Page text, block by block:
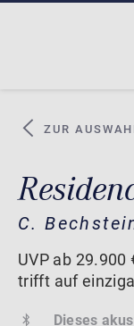
ZUR
C.
UVP ab
trifft auf
Dieses